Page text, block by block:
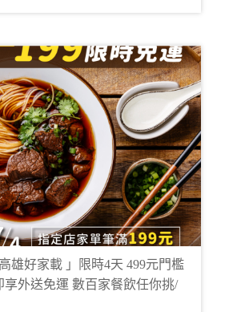
雄好家載 」限時4天 499元門檻
享外送免運 數百家餐飲任你挑/